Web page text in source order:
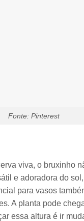
Fonte: Pinterest
viva, o bruxinho
e adoradora do sol,
para vasos
A planta pode
essa altura é ir